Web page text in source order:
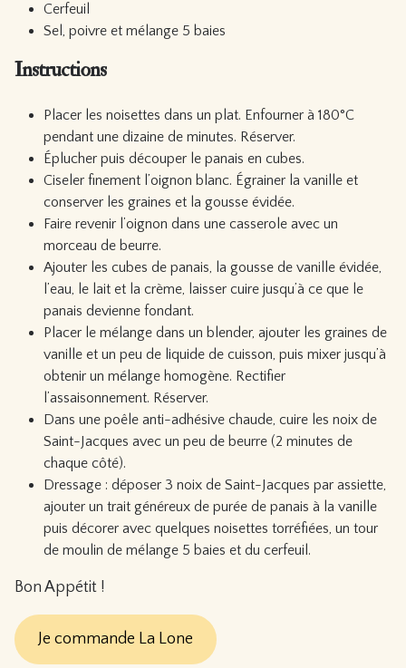
Cerfeuil
Sel, poivre et mélange 5 baies
Instructions
Placer les noisettes dans un plat. Enfourner à 180°C
pendant une dizaine de minutes. Réserver.
Éplucher puis découper le panais en cubes.
Ciseler finement l’oignon blanc. Égrainer la vanille et
conserver les graines et la gousse évidée.
Faire revenir l’oignon dans une casserole avec un
morceau de beurre.
Ajouter les cubes de panais, la gousse de vanille évidée,
l’eau, le lait et la crème, laisser cuire jusqu’à ce que le
panais devienne fondant.
Placer le mélange dans un blender, ajouter les graines de
vanille et un peu de liquide de cuisson, puis mixer jusqu’à
obtenir un mélange homogène. Rectifier
l’assaisonnement. Réserver.
Dans une poêle anti-adhésive chaude, cuire les noix de
Saint-Jacques avec un peu de beurre (2 minutes de
chaque côté).
Dressage : déposer 3 noix de Saint-Jacques par assiette,
ajouter un trait généreux de purée de panais à la vanille
puis décorer avec quelques noisettes torréfiées, un tour
de moulin de mélange 5 baies et du cerfeuil.
Bon Appétit !
Je commande La Lone